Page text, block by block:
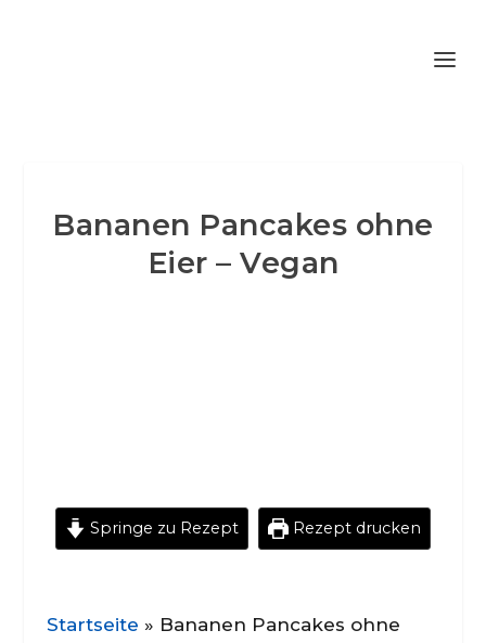
Bananen Pancakes ohne
Eier – Vegan
Springe zu Rezept Rezept drucken
Startseite » Bananen Pancakes ohne